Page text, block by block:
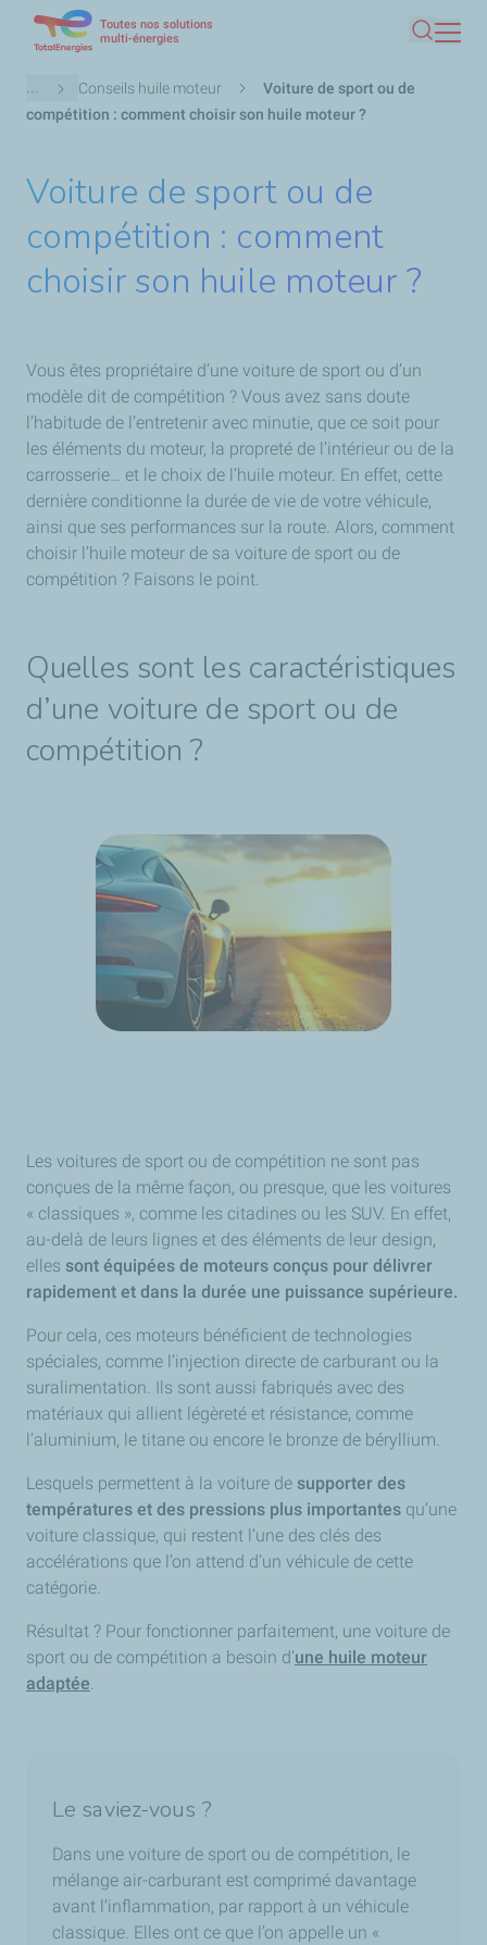
contenu
principal
Toutes nos solutions
multi-énergies
Fil
d'Ariane
... Conseils huile moteur
Voiture de sport ou de
compétition : comment choisir son huile moteur ?
Voiture de sport ou de
compétition : comment
choisir son huile moteur ?
Vous êtes propriétaire d’une voiture de sport ou d’un
modèle dit de compétition ? Vous avez sans doute
l’habitude de l’entretenir avec minutie, que ce soit pour
les éléments du moteur, la propreté de l’intérieur ou de la
carrosserie… et le choix de l’huile moteur. En effet, cette
dernière conditionne la durée de vie de votre véhicule,
ainsi que ses performances sur la route. Alors, comment
choisir l’huile moteur de sa voiture de sport ou de
compétition ? Faisons le point.
Quelles sont les caractéristiques
d’une voiture de sport ou de
compétition ?
Les voitures de sport ou de compétition ne sont pas
conçues de la même façon, ou presque, que les voitures
« classiques », comme les citadines ou les SUV. En effet,
au-delà de leurs lignes et des éléments de leur design,
elles sont équipées de moteurs conçus pour délivrer
rapidement et dans la durée une puissance supérieure.
Pour cela, ces moteurs bénéficient de technologies
spéciales, comme l’injection directe de carburant ou la
suralimentation. Ils sont aussi fabriqués avec des
matériaux qui allient légèreté et résistance, comme
l’aluminium, le titane ou encore le bronze de béryllium.
Lesquels permettent à la voiture de supporter des
températures et des pressions plus importantes qu’une
voiture classique, qui restent l’une des clés des
accélérations que l’on attend d’un véhicule de cette
catégorie.
Résultat ? Pour fonctionner parfaitement, une voiture de
sport ou de compétition a besoin d’une huile moteur
adaptée.
Le saviez-vous ?
Dans une voiture de sport ou de compétition, le
mélange air-carburant est comprimé davantage
avant l’inflammation, par rapport à un véhicule
classique. Elles ont ce que l’on appelle un «